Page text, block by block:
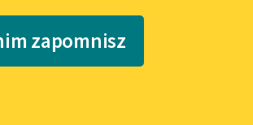
Katalog
Katalog w formacie PDF
zapomnisz